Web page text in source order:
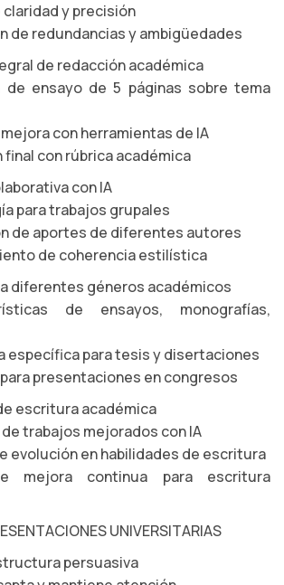
claridad y precisión
de redundancias y ambigüedades
de redacción académica
de ensayo de 5 páginas sobre tema
mejora con herramientas de IA
final con rúbrica académica
con IA
para trabajos grupales
de aportes de diferentes autores
de coherencia estilística
diferentes géneros académicos
de ensayos, monografías,
específica para tesis y disertaciones
presentaciones en congresos
escritura académica
de trabajos mejorados con IA
evolución en habilidades de escritura
mejora continua para escritura
UNIVERSITARIAS
persuasiva